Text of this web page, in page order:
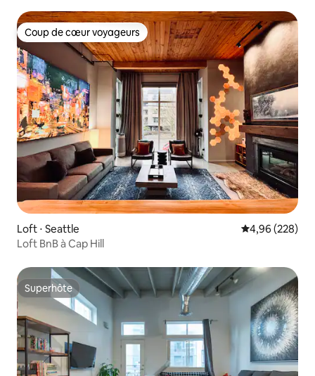
Coup de cœur voyageurs
Coup de cœur voyageurs
Loft ⋅ Seattle Évaluation
4,96 (228)
Loft BnB à Cap Hill
Superhôte
Superhôte